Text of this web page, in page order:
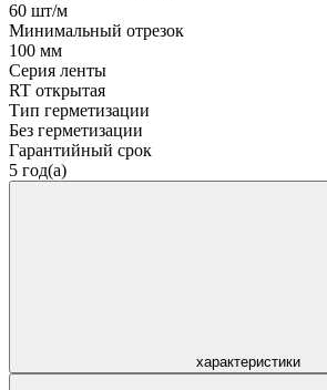
60 шт/м
Минимальный отрезок
100 мм
Серия ленты
RT открытая
Тип герметизации
Без герметизации
Гарантийный срок
5 год(а)
характеристики